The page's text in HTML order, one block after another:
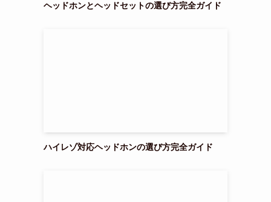
ヘッドホンとヘッドセットの選び方完全ガイド
ハイレゾ対応ヘッドホンの選び方完全ガイド